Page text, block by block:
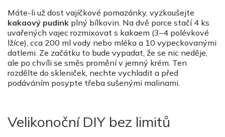
Máte-li už dost vajíčkové pomazánky, vyzkoušejte
kakaový pudink plný bílkovin. Na dvě porce stačí 4 ks
uvařených vajec rozmixovat s kakaem (3–4 polévkové
lžíce), cca 200 ml vody nebo mléka a 10 vypeckovanými
datlemi. Ze začátku to bude vypadat, že se nic neděje,
ale po chvíli se směs promění v jemný krém. Ten
rozdělte do skleniček, nechte vychladit a před
podáváním posypte třeba sušenými malinami.
Velikonoční DIY bez limitů